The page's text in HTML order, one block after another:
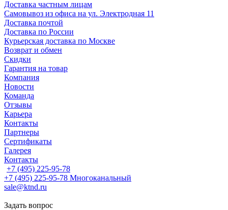
Доставка частным лицам
Самовывоз из офиса на ул. Электродная 11
Доставка почтой
Доставка по России
Курьерская доставка по Москве
Возврат и обмен
Скидки
Гарантия на товар
Компания
Новости
Команда
Отзывы
Карьера
Контакты
Партнеры
Сертификаты
Галерея
Контакты
+7 (495) 225-95-78
+7 (495) 225-95-78 Многоканальный
sale@ktnd.ru
Задать вопрос